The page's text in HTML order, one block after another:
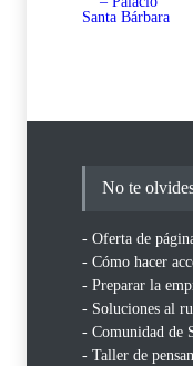
No te
- Oferta de
- Cómo hacer
- Preparar la
- Soluciones al
- Comunidad de
- Taller de